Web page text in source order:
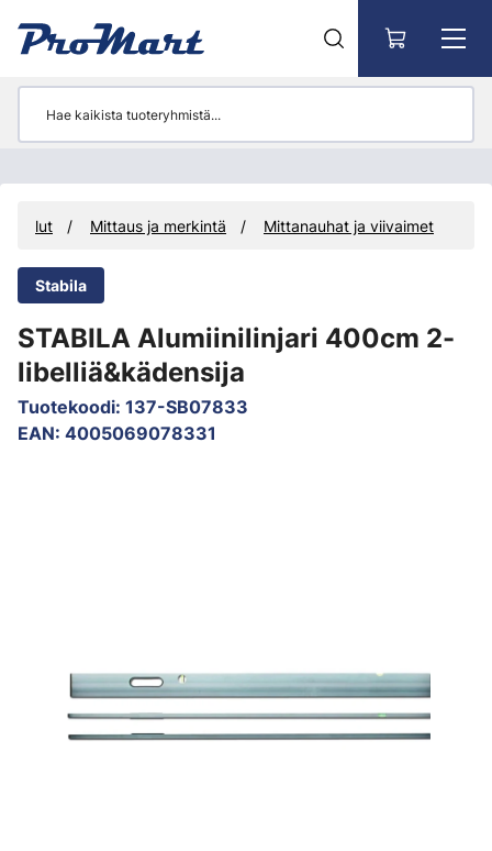
Mittaus ja merkintä Mittanauhat ja viivaimet
Stabila
STABILA Alumiinilinjari 400cm 2-
libelliä&kädensija
Tuotekoodi: 137-SB07833
EAN: 4005069078331